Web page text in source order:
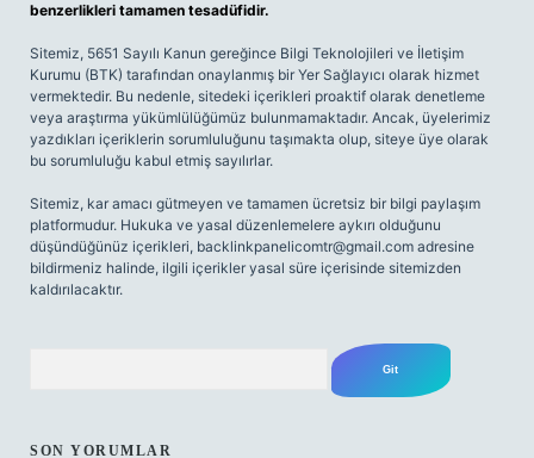
benzerlikleri tamamen tesadüfidir.
Sitemiz, 5651 Sayılı Kanun gereğince Bilgi Teknolojileri ve İletişim
Kurumu (BTK) tarafından onaylanmış bir Yer Sağlayıcı olarak hizmet
vermektedir. Bu nedenle, sitedeki içerikleri proaktif olarak denetleme
veya araştırma yükümlülüğümüz bulunmamaktadır. Ancak, üyelerimiz
yazdıkları içeriklerin sorumluluğunu taşımakta olup, siteye üye olarak
bu sorumluluğu kabul etmiş sayılırlar.
Sitemiz, kar amacı gütmeyen ve tamamen ücretsiz bir bilgi paylaşım
platformudur. Hukuka ve yasal düzenlemelere aykırı olduğunu
düşündüğünüz içerikleri, backlinkpanelicomtr@gmail.com adresine
bildirmeniz halinde, ilgili içerikler yasal süre içerisinde sitemizden
kaldırılacaktır.
SON YORUMLAR